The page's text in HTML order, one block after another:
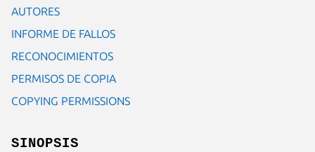
AUTORES
INFORME DE FALLOS
RECONOCIMIENTOS
PERMISOS DE COPIA
COPYING PERMISSIONS
SINOPSIS